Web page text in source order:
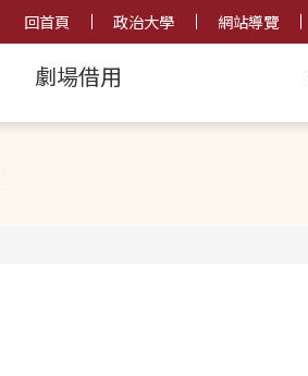
回首頁 政治大學 網站導覽
劇場借用